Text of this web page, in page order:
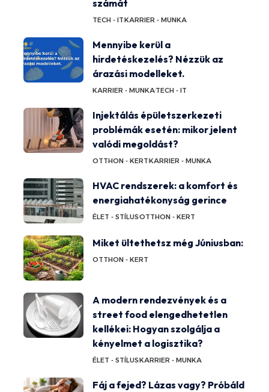
számát
TECH - ITKARRIER - MUNKA
Mennyibe kerül a
hirdetéskezelés? Nézzük az
árazási modelleket.
KARRIER - MUNKATECH - IT
Injektálás épületszerkezeti
problémák esetén: mikor jelent
valódi megoldást?
OTTHON - KERTKARRIER - MUNKA
HVAC rendszerek: a komfort és
energiahatékonyság gerince
ÉLET - STÍLUSOTTHON - KERT
Miket ültethetsz még Júniusban:
OTTHON - KERT
A modern rendezvények és a
street food elengedhetetlen
kellékei: Hogyan szolgálja a
kényelmet a logisztika?
ÉLET - STÍLUSKARRIER - MUNKA
Fáj a fejed? Lázas vagy? Próbáld